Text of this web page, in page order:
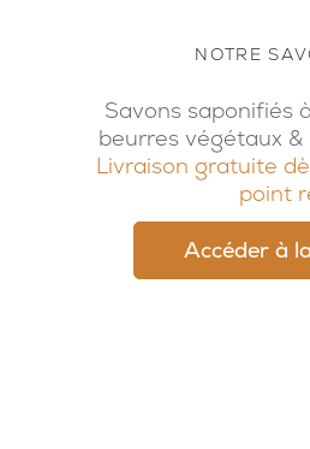
NOTRE
Savons saponifiés
beurres végétaux
Livraison gratuite
point
Accéder à